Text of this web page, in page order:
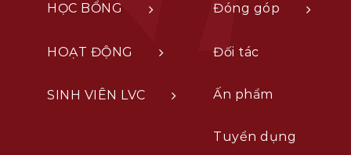
HỌC BỔNG
HOẠT ĐỘNG
SINH VIÊN LVC
Đóng góp
Đối tác
Ấn phẩm
Tuyển dụng